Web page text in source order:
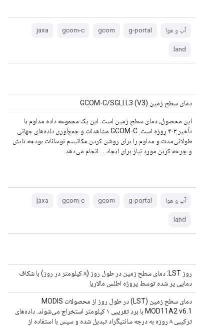
آب و هوا g-portal
gcom
gcom-c
jaxa
land
دمای سطح زمین GCOM-C/SGLI L3 (V3)
این محصول، دمای سطح زمین است. این یک مجموعه داده مداوم با
تأخیر ۳-۴ روزه است. GCOM-C مشاهدات و جمع‌آوری داده‌های جهانی
طولانی‌مدت و مداوم را برای روشن کردن مکانیسم نوسانات بودجه تابش
و چرخه کربن مورد نیاز برای ایجاد ... انجام می‌دهد.
آب و هوا g-portal
gcom
gcom-c
jaxa
land
روز LST: دمای سطح زمین در طول روز (۸ کیلومتر در روز) با شکاف
دمایی پر شده توسط پروژه اطلس مالاریا
دمای سطح زمین (LST) در طول روز از محصولات MODIS
MOD11A2 v6.1 با برد تقریبی ۱ کیلومتر استخراج می‌شوند. داده‌های
ترکیبی ۸ روزه به درجه سانتیگراد تبدیل شده و سپس با استفاده از